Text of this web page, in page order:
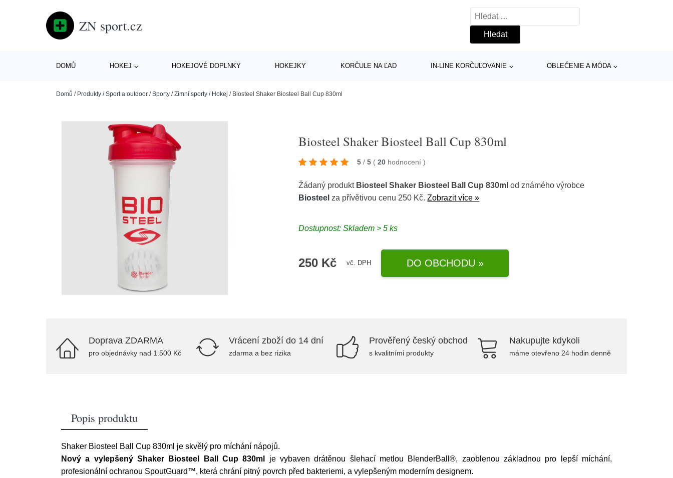
ZN sport.cz
Vyhledávání
DOMŮ HOKEJ HOKEJOVÉ DOPLNKY HOKEJKY KORČULE NA ĽAD IN-LINE KORČUĽOVANIE OBLEČENIE A MÓDA
Domů / Produkty /Sport a outdoor /Sporty /Zimní sporty / Hokej / Biosteel Shaker Biosteel Ball Cup 830ml
Biosteel Shaker Biosteel Ball Cup 830ml
5 / 5 ( 20 hodnocení)
Žádaný produkt Biosteel Shaker Biosteel Ball Cup 830ml od známého výrobce
Biosteel za přívětivou cenu 250 Kč.Zobrazit více »
Dostupnost: Skladem > 5 ks
250 Kč vč. DPH DO OBCHODU »
Doprava ZDARMA
pro objednávky nad 1.500 Kč
Vrácení zboží do 14 dní
zdarma a bez rizika
Prověřený český obchod
s kvalitními produkty
Nakupujte kdykoli
máme otevřeno 24 hodin denně
Popis produktu
Shaker Biosteel Ball Cup 830ml je skvělý pro míchání nápojů.
Nový a vylepšený Shaker Biosteel Ball Cup 830ml
je vybaven drátěnou šlehací metlou BlenderBall®, zaoblenou základnou pro lepší míchání,
profesionální ochranou SpoutGuard™, která chrání pitný povrch před bakteriemi, a vylepšeným moderním designem.